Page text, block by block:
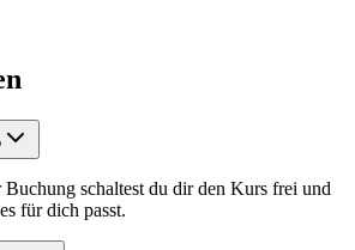
schaltest du dir den Kurs frei und
für dich passt.